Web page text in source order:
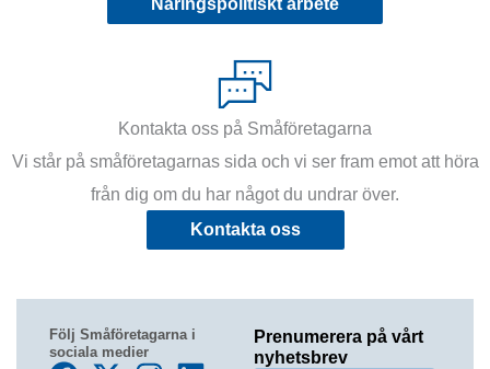
vidarebefordrar även sådana identifierare och annan
annons- och analysföretag som vi samarbetar med.
Dessa kan i sin tur kombinera informationen med annan
information som du har tillhandahållit eller som de har
Näringspolitiskt arbete
Kontakta oss på Småföretagarna
Vi står på småföretagarnas sida och vi ser fram emot att höra
från dig om du har något du undrar över.
Kontakta oss
Följ Småföretagarna i
sociala medier
Prenumerera på vårt
nyhetsbrev